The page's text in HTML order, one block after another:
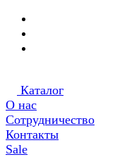
Каталог
О нас
Сотрудничество
Контакты
Sale